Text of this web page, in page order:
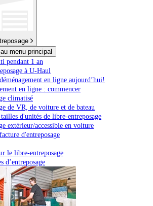
menu principal
pendant 1 an
à U-Haul
en ligne aujourd’hui!
en ligne : commencer
climatisé
de VR, de voiture et de bateau
d'unités de libre-entreposage
extérieur/accessible en voiture
d'entreposage
le libre-entreposage
d’entreposage